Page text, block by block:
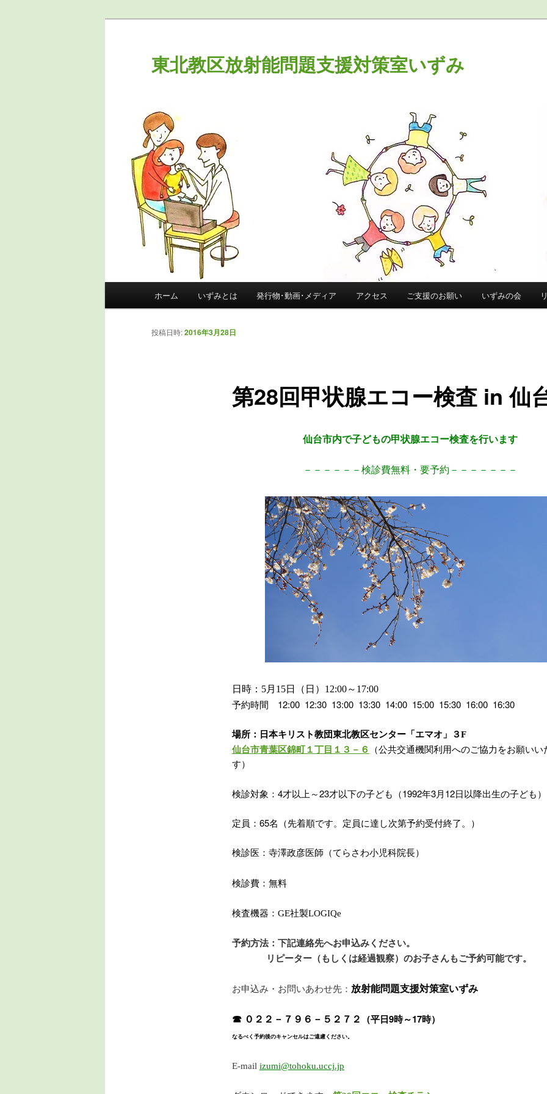
東北教区放射能問題支援対策室いずみ
メインコンテンツへ移動
サブコンテンツへ移動
ホーム いずみとは 発行物･動画･メディア アクセス ご支援のお願い いずみの会
第28回甲状腺エコー検査 in 仙
投稿日時:2016年3月28日
仙台市内で子どもの甲状腺エコー検査を行います
－－－－－－検診費無料・要予約－－－－－－－
日時：5月15日（日） 12:00～ 17:00
予約時間 12:00 12:30 13:00 13:30 14:00 15:00 15:30 16:00 16:30
場所：日本キリスト教団東北教区センター「エマオ」 ３F
仙台市青葉区錦町１丁目１３－６ （公共交通機関利用へのご協力をお願いい
す）
検診対象：4才以上～23才以下の子ども（1992年3月12日以降出生の子ども）
定員：65名（先着順です。定員に達し次第予約受付終了。）
検診医： 寺澤政彦医師（てらさわ小児科院長）
検診費： 無料
検査機器： GE社製LOGIQe
予約方法： 下記連絡先へお申込みください。
リピーター（もしくは経過観察）のお子さんもご予約可能です。
お申込み・お問いあわせ先： 放射能問題支援対策室いずみ
☎ ０２２－７９６－５２７２ （平日9時～17時）
なるべく予約後のキャンセルはご遠慮ください。
E-mail izumi@tohoku.uccj.jp